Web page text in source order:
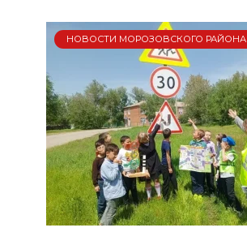
НОВОСТИ МОРОЗОВСКОГО РАЙОНА